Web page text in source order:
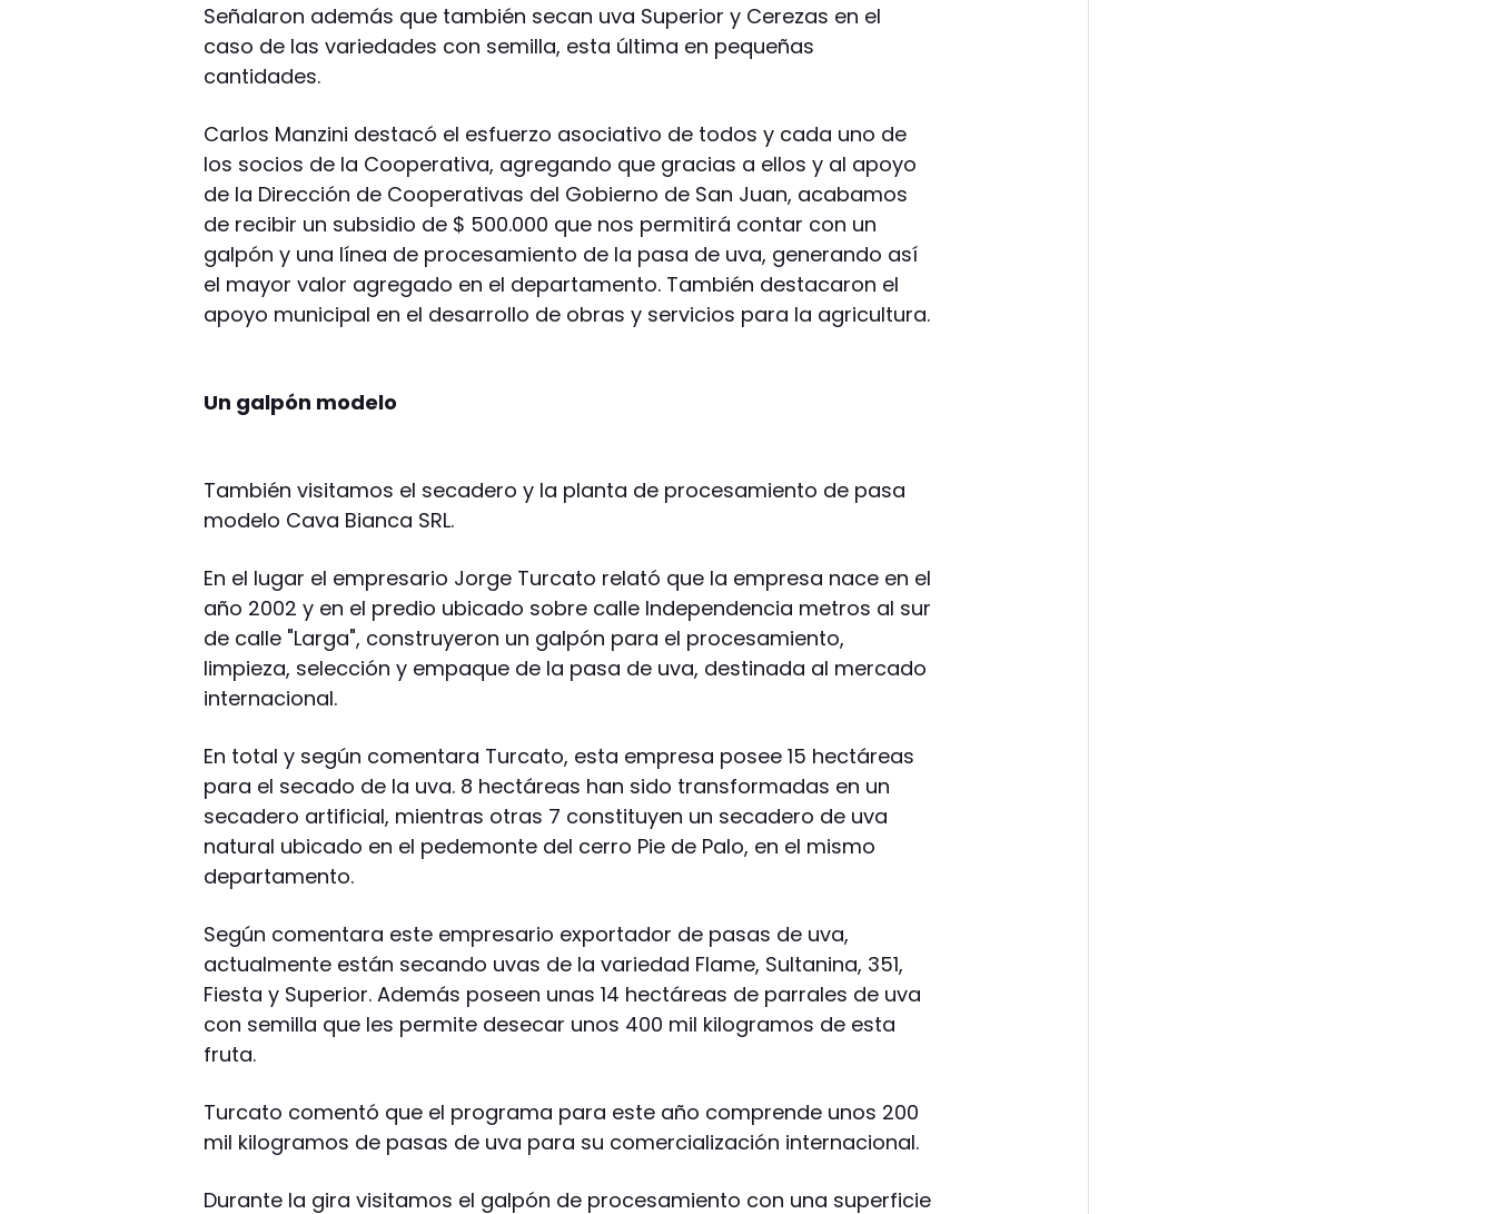
Señalaron además que también secan uva Superior y Cerezas en el
caso de las variedades con semilla, esta última en pequeñas
cantidades.
Carlos Manzini destacó el esfuerzo asociativo de todos y cada uno de
los socios de la Cooperativa, agregando que gracias a ellos y al apoyo
de la Dirección de Cooperativas del Gobierno de San Juan, acabamos
de recibir un subsidio de $ 500.000 que nos permitirá contar con un
galpón y una línea de procesamiento de la pasa de uva, generando así
el mayor valor agregado en el departamento. También destacaron el
apoyo municipal en el desarrollo de obras y servicios para la agricultura.
Un galpón modelo
También visitamos el secadero y la planta de procesamiento de pasa
modelo Cava Bianca SRL.
En el lugar el empresario Jorge Turcato relató que la empresa nace en el
año 2002 y en el predio ubicado sobre calle Independencia metros al sur
de calle "Larga", construyeron un galpón para el procesamiento,
limpieza, selección y empaque de la pasa de uva, destinada al mercado
internacional.
En total y según comentara Turcato, esta empresa posee 15 hectáreas
para el secado de la uva. 8 hectáreas han sido transformadas en un
secadero artificial, mientras otras 7 constituyen un secadero de uva
natural ubicado en el pedemonte del cerro Pie de Palo, en el mismo
departamento.
Según comentara este empresario exportador de pasas de uva,
actualmente están secando uvas de la variedad Flame, Sultanina, 351,
Fiesta y Superior. Además poseen unas 14 hectáreas de parrales de uva
con semilla que les permite desecar unos 400 mil kilogramos de esta
fruta.
Turcato comentó que el programa para este año comprende unos 200
mil kilogramos de pasas de uva para su comercialización internacional.
Durante la gira visitamos el galpón de procesamiento con una superficie